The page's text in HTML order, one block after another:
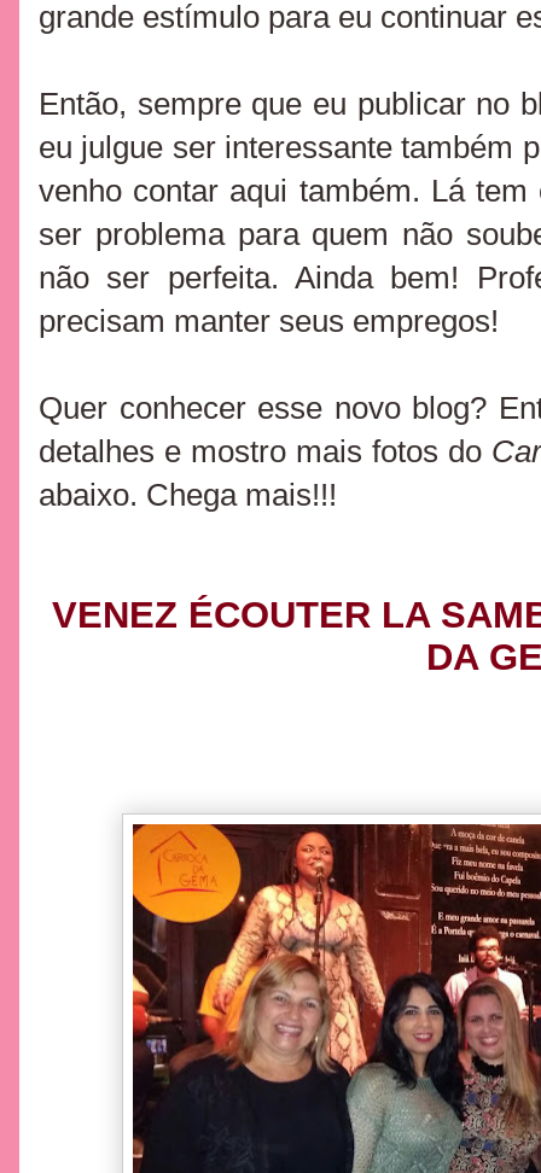
grande estímulo para eu continuar
Então, sempre que eu publicar no
eu julgue ser interessante também
venho contar aqui também. Lá
ser problema para quem não
não ser perfeita. Ainda bem!
precisam manter seus empregos!
Quer conhecer esse novo blog?
detalhes e mostro mais fotos do
abaixo. Chega mais!!!
VENEZ ÉCOUTER LA
DA